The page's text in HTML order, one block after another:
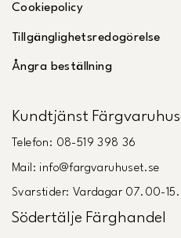
Cookiepolicy
Tillgänglighetsredogörelse
Ångra beställning
Kundtjänst
Telefon: 08-519 398 36
Mail: info@fargvaruhuset.se
Svarstider: Vardagar 07.00-
Södertälje Färghandel